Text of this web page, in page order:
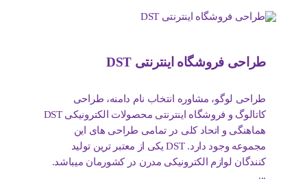
طراحی فروشگاه اینترنتی DST
طراحی لوگو، مشاوره انتخاب نام دامنه، طراحی
کاتالوگ و فروشگاه اینترنتی محصولات الکترونیکی DST
هماهنگی و اتحاد کلی در تمامی طراحی های این
مجموعه وجود دارد. DST یکی از معتبر ترین تولید
کنندگان لوازم الکترونیکی مدرن در کشورمان میباشد.
...